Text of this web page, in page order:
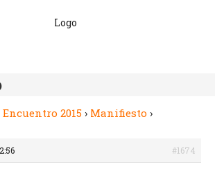
Encuentro 2015› Manifiesto ›
#1674